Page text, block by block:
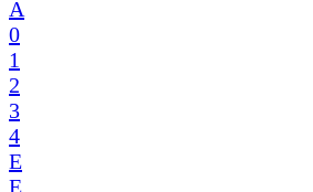
A
0
1
2
3
4
E
E